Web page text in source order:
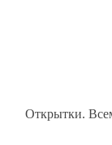
Открытки.